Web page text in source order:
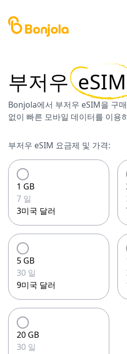
부저우 eSIM
Bonjola에서 부저우 eSIM을 구
없이 빠른 모바일 데이터를 이용
부저우 eSIM 요금제 및 가격:
1 GB
7 일
3미국 달러
5 GB
30 일
9미국 달러
20 GB
30 일